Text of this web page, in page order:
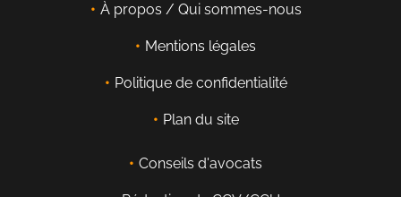
À propos / Qui sommes-nous
Mentions légales
Politique de confidentialité
Plan du site
Conseils d'avocats